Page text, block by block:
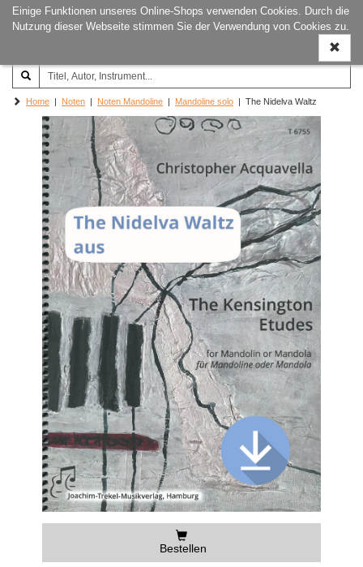
Einige Funktionen unseres Online-Shops verwenden Cookies. Durch die
Nutzung dieser Webseite stimmen Sie der Verwendung von Cookies zu.
ein-/
Joachim‐Trekel‐Musikverlag,
Hamburg
Home | Noten | Noten Mandoline | Mandoline solo | The Nidelva Waltz
Bestellen